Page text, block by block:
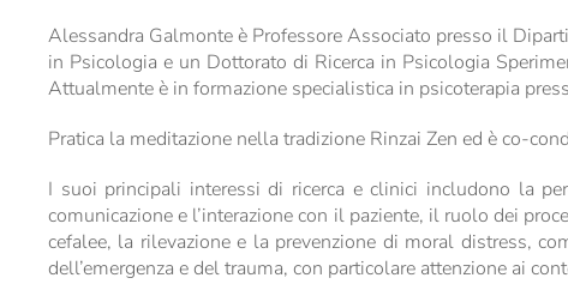
Alessandra Galmonte è Professore Associato presso il
in Psicologia e un Dottorato di Ricerca in Psicologia
Attualmente è in formazione specialistica in psicoterapia
Pratica la meditazione nella tradizione Rinzai Zen ed è co-
I suoi principali interessi di ricerca e clinici includono la
comunicazione e l’interazione con il paziente, il ruolo dei
cefalee, la rilevazione e la prevenzione di moral distress,
dell’emergenza e del trauma, con particolare attenzione ai